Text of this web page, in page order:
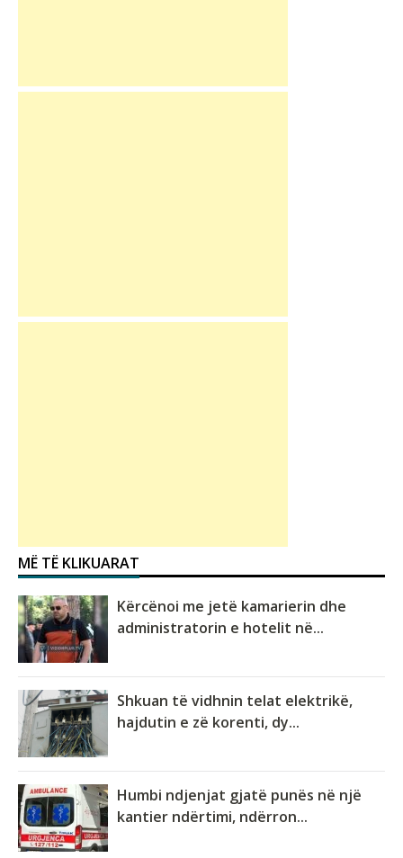
MË TË KLIKUARAT
Kërcënoi me jetë kamarierin dhe
administratorin e hotelit në...
Shkuan të vidhnin telat elektrikë,
hajdutin e zë korenti, dy...
Humbi ndjenjat gjatë punës në një
kantier ndërtimi, ndërron...